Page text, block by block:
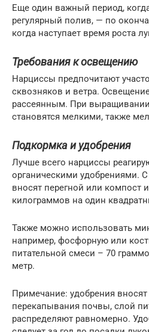
Еще один важный период,
регулярный полив, — по
когда наступает время роста
Требования к освещению
Нарциссы предпочитают
сквозняков и ветра.
рассеянным. При
становятся мелкими, также
Подкормка и удобрения
Лучше всего нарциссы
органическими удобрениями.
вносят перегной или компост
килограммов на один
Также можно использовать
например, фосфорную или
питательной смеси – 70
метр.
Примечание: удобрения
перекапывания почвы, слой
распределяют равномерно.